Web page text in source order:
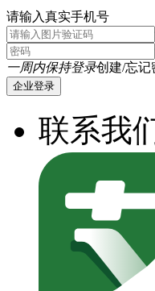
请输入真实手机号
一周内保持登录创建/忘记
企业登录
联系我